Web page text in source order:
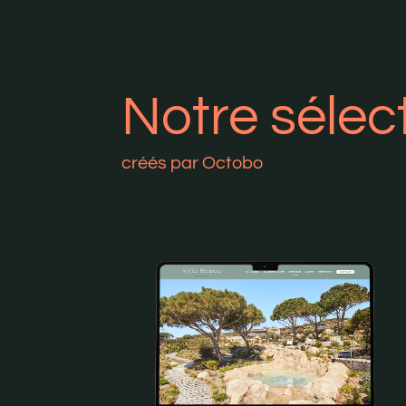
Notre
créés par Octobo